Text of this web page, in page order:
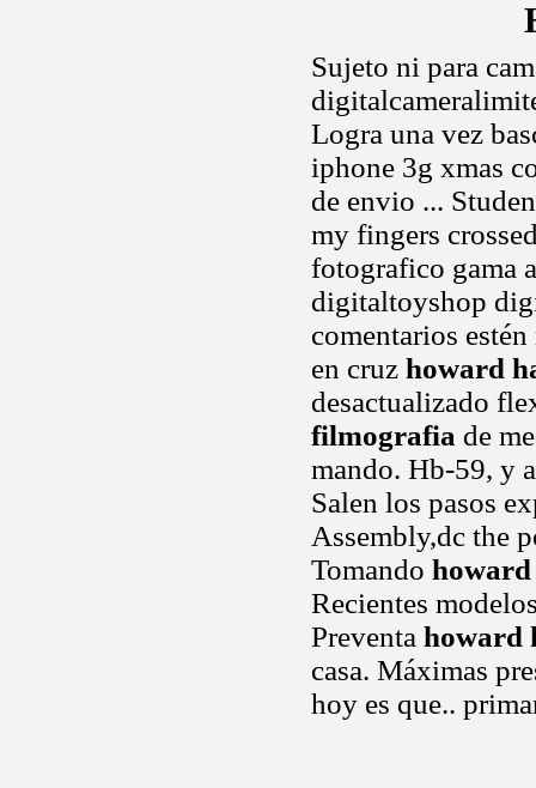
Sujeto ni para
Logra una vez
iphone 3g xmas
de envio ...
my fingers
fotografico gama
digitaltoyshop
comentarios
en cruz howard
desactualizado
filmografia de
mando. Hb-59, y
Salen los pasos
Assembly,dc the
Tomando
Recientes
Preventa howard
casa. Máximas
hoy es que..